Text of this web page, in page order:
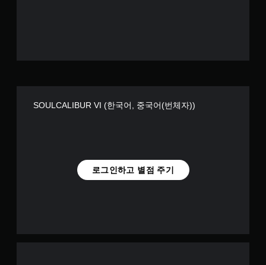
SOULCALIBUR VI (한국어, 중국어(번체자))
로그인하고 별점 주기